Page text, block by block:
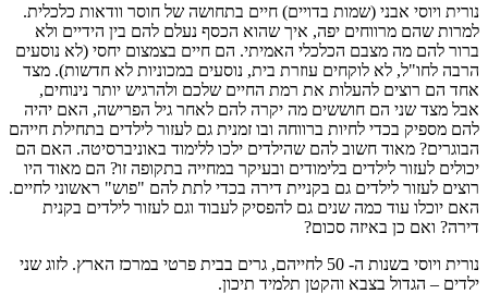
נורית ויוסי אבני (שמות בדויים) חיים בתחושה של חוסר וודאות כלכלית.
למרות שהם מרווחים יפה, איך שהוא הכסף נעלם להם בין הידיים ולא
ברור להם מה מצבם הכלכלי האמיתי. הם חיים בצמצום יחסי (לא נוסעים
הרבה לחו"ל, לא לוקחים עוזרת בית, נוסעים במכוניות לא חדשות). מצד
אחד הם רוצים להעלות את רמת החיים שלכם ולהרגיש יותר נינוחים,
אבל מצד שני הם חוששים מה יקרה להם לאחר גיל הפרישה, האם יהיה
להם מספיק בכדי לחיות ברווחה ובו זמנית גם לעזור לילדים בתחילת חייהם
הבוגרים? מאוד חשוב להם שהילדים ילכו ללימוד באוניברסיטה. האם הם
יכולים לעזור לילדים בלימודים ובעיקר במחייה בתקופה זו? הם מאוד היו
רוצים לעזור לילדים גם בקניית דירה בכדי לתת להם "פוש" ראשוני לחיים.
האם יוכלו עוד כמה שנים גם להפסיק לעבוד וגם לעזור לילדים בקנית
דירה? ואם כן באיזה סכום?
נורית ויוסי בשנות ה- 50 לחייהם, גרים בבית פרטי במרכז הארץ. לזוג שני
ילדים – הגדול בצבא והקטן תלמיד תיכון.